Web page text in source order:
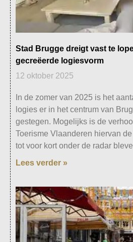
Stad Brugge dreigt vast te
gecreëerde logiesvorm
12 oktober 2025
In de zomer van 2025 is het
logies er in het centrum van
gestegen. Mogelijks is de
Toerisme Vlaanderen hiervan
tot voor kort onder de radar
Lees verder »